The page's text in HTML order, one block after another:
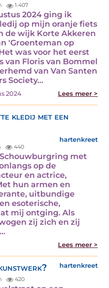
1.407
2024 ging ik
op mijn oranje fiets
de wijk Korte Akkeren
'Groenteman op
was voor het eerst
van Floris van Bommel
van Van Santen
Society…
2024 Lees meer >
kledij met een
hartenkreet
440
met
op de
en actrice,
hun armen en
uitbundige
esoterische,
mij ontging. Als
zij zich en zij
Lees meer >
hartenkreet
420